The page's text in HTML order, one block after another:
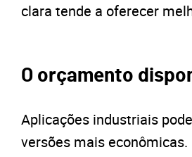
clara tende a oferecer
O orçamento
Aplicações industriais
versões mais econômicas.